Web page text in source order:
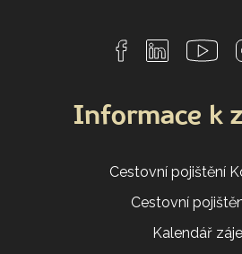
Informace k
Cestovní pojištění
Cestovní
Kalendář